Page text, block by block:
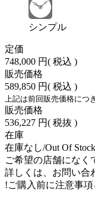
シンプル
定価
748,000 円( 税込 )
販売価格
589,850 円( 税込 )
上記は前回販売価格につ
販売価格
536,227 円( 税抜 )
在庫
在庫なし/Out Of Stock
ご希望の店舗になく
詳しくは、お問い合
!ご購入前に注意事項